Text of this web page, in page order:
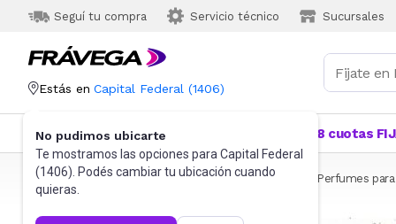
Seguí tu compra Servicio técnico Sucursales
Estás en Capital Federal (1406)
No pudimos ubicarte
Te mostramos las opciones para Capital Federal
(1406). Podés cambiar tu ubicación cuando
quieras.
Categorías Más Vendidos 18 cuotas
Frávega Belleza y Cuidado Corporal Perfumes Perfumes